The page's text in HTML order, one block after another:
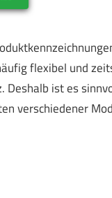
flexibel und
ist es
verschiedener